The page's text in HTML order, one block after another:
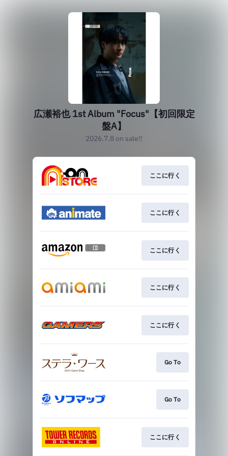
広瀬裕也 1st Album "Focus"【初回限定
盤A】
2026.7.8 on sale!!
ここに行く
ここに行く
ここに行く
ここに行く
ここに行く
Go To
Go To
ここに行く